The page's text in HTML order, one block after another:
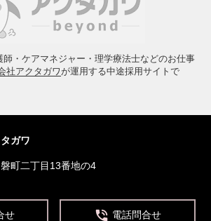
師・ケアマネジャー・理学療法士などのお仕事
社アクタガワが運用する中途採用サイトで
ガワ
町二丁目13番地の4
せ  電話問合せ